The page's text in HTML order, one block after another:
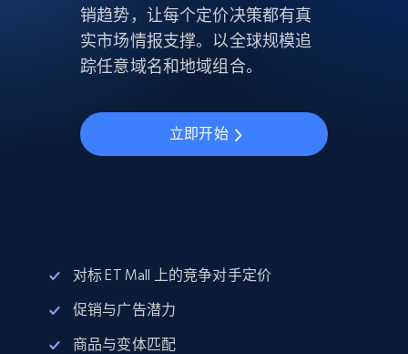
销趋势，让每个定价决策都有真
实市场情报支撑。以全球规模追
踪任意域名和地域组合。
立即开始
对标 ET Mall 上的竞争对手定价
促销与广告潜力
商品与变体匹配